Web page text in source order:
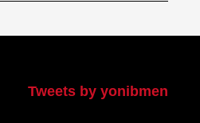
Tweets by yonibmen